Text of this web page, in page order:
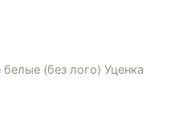
(без лого) Уценка